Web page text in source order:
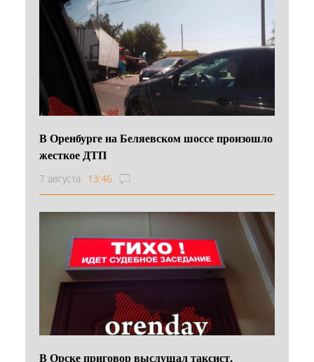
В Оренбурге на Беляевском шоссе произошло
жесткое ДТП
7 августа 13:46
В Орске приговор выслушал таксист,